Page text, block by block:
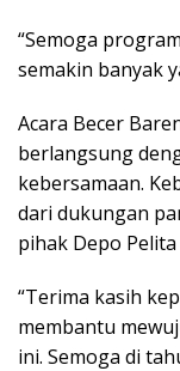
“Semoga
semakin banyak
Acara Becer
berlangsung
kebersamaan.
dari dukungan
pihak Depo
“Terima kasih
membantu
ini. Semoga di